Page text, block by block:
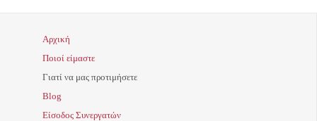
Αρχική
Ποιοί είμαστε
Γιατί να μας προτιμήσετε
Blog
Είσοδος Συνεργατών